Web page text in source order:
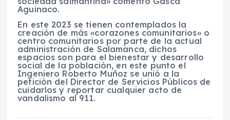
Aguinaco.
En este 2023 se tienen contemplados la
creación de más «corazones comunitarios» o
centro comunitarios por parte de la actual
administración de Salamanca, dichos
espacios son para el bienestar y desarrollo
social de la población, en este punto el
Ingeniero Roberto Muñoz se unió a la
petición del Director de Servicios Públicos de
cuidarlos y reportar cualquier acto de
vandalismo al 911.